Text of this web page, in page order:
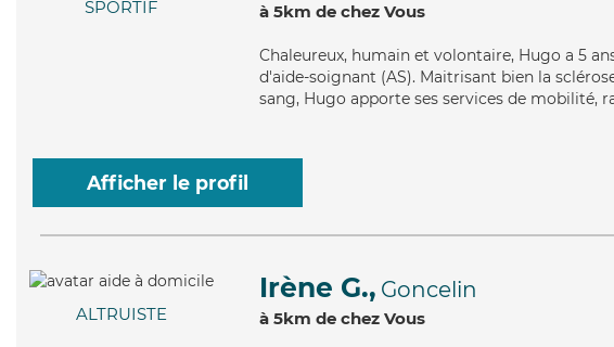
SPORTIF à 5km de chez Vous
Chaleureux, humain et volontaire, Hugo a 5
d'aide-soignant (AS). Maitrisant bien la
sang, Hugo apporte ses services de mobilité,
Afficher le profil
ALTRUISTE
Irène G., Goncelin
à 5km de chez Vous